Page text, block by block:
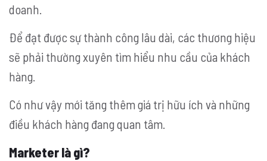
doanh.
Để đạt được sự thành công lâu dài, các thương hiệu
sẽ phải thường xuyên tìm hiểu nhu cầu của khách
hàng.
Có như vậy mới tăng thêm giá trị hữu ích và những
điều khách hàng đang quan tâm.
Marketer là gì?